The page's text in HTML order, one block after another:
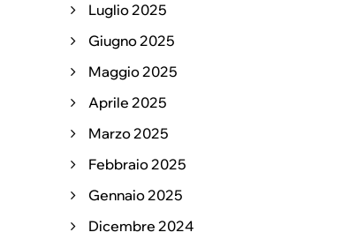
Luglio 2025
Giugno 2025
Maggio 2025
Aprile 2025
Marzo 2025
Febbraio 2025
Gennaio 2025
Dicembre 2024